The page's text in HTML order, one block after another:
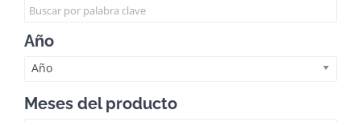
Año
Año
Meses del producto